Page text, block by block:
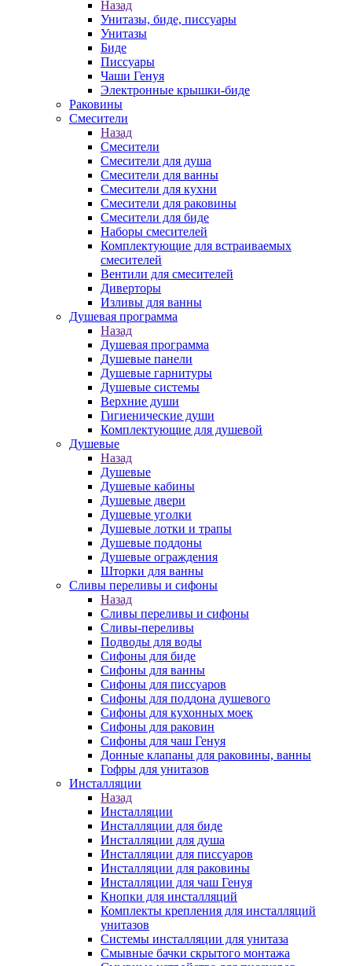
Назад
Унитазы, биде, писсуары
Унитазы
Биде
Писсуары
Чаши Генуя
Электронные крышки-биде
Раковины
Смесители
Назад
Смесители
Смесители для душа
Смесители для ванны
Смесители для кухни
Смесители для раковины
Смесители для биде
Наборы смесителей
Комплектующие для встраиваемых
смесителей
Вентили для смесителей
Диверторы
Изливы для ванны
Душевая программа
Назад
Душевая программа
Душевые панели
Душевые гарнитуры
Душевые системы
Верхние души
Гигиенические души
Комплектующие для душевой
Душевые
Назад
Душевые
Душевые кабины
Душевые двери
Душевые уголки
Душевые лотки и трапы
Душевые поддоны
Душевые ограждения
Шторки для ванны
Сливы переливы и сифоны
Назад
Сливы переливы и сифоны
Сливы-переливы
Подводы для воды
Сифоны для биде
Сифоны для ванны
Сифоны для писсуаров
Сифоны для поддона душевого
Сифоны для кухонных моек
Сифоны для раковин
Сифоны для чаш Генуя
Донные клапаны для раковины, ванны
Гофры для унитазов
Инсталляции
Назад
Инсталляции
Инсталляции для биде
Инсталляции для душа
Инсталляции для писсуаров
Инсталляции для раковины
Инсталляции для чаш Генуя
Кнопки для инсталляций
Комплекты крепления для инсталляций
унитазов
Системы инсталляции для унитаза
Смывные бачки скрытого монтажа